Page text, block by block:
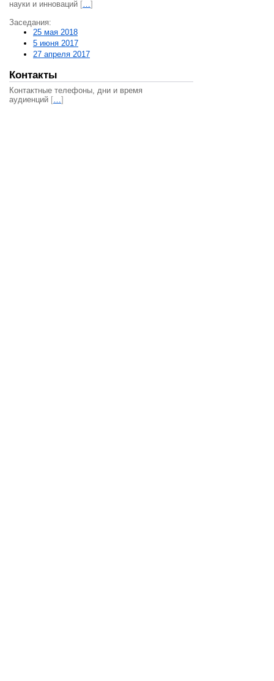
науки и инноваций […]
Заседания:
25 мая 2018
5 июня 2017
27 апреля 2017
Контакты
Контактные телефоны, дни и время
аудиенций […]